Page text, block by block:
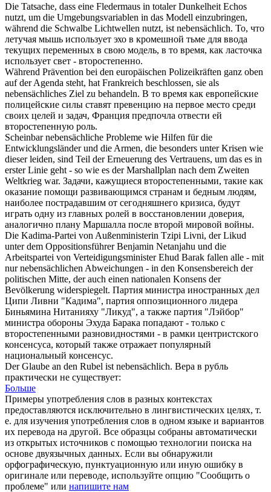
Die Tatsache, dass eine Fledermaus in totaler Dunkelheit Echos
nutzt, um die Umgebungsvariablen in das Modell einzubringen,
während die Schwalbe Lichtwellen nutzt, ist nebensächlich. То, что
летучая мышь использует эхо в кромешной тьме для ввода
текущих переменных в свою модель, в то время, как ласточка
использует свет - второстепенно.
Während Prävention bei den europäischen Polizeikräften ganz oben
auf der Agenda steht, hat Frankreich beschlossen, sie als
nebensächliches Ziel zu behandeln. В то время как европейские
полицейские силы ставят превенцию на первое место среди
своих целей и задач, Франция предпочла отвести ей
второстепенную роль.
Scheinbarnebensächliche Probleme wie Hilfen für die
Entwicklungsländer und die Armen, die besonders unter Krisen wie
dieser leiden, sind Teil der Erneuerung des Vertrauens, um das es in
erster Linie geht - so wie es der Marshallplan nach dem Zweiten
Weltkrieg war. Задачи, кажущиеся второстепенными, такие как
оказание помощи развивающимся странам и бедным людям,
наиболее пострадавшим от сегодняшнего кризиса, будут
играть одну из главных ролей в восстановлении доверия,
аналогично плану Маршалла после второй мировой войны.
Die Kadima-Partei von Außenministerin Tzipi Livni, der Likud
unter dem Oppositionsführer Benjamin Netanjahu und die
Arbeitspartei von Verteidigungsminister Ehud Barak fallen alle - mit
nurnebensächlichen Abweichungen - in den Konsensbereich der
politischen Mitte, der auch einen nationalen Konsens der
Bevölkerung widerspiegelt. Партия министра иностранных дел
Ципи Ливни "Кадима", партия оппозиционного лидера
Биньямина Нитанияху "Ликуд", а также партия "Лэйбор"
министра обороны Эхуда Барака попадают - только с
второстепенными разновидностями - в рамки центристского
консенсуса, который также отражает популярный
национальный консенсус.
Der Glaube an den Rubel ist nebensächlich. Вера в рубль
практически не существует:
Больше
Примеры употребления слов в разных контекстах
предоставляются исключительно в лингвистических целях, т.
е. для изучения употребления слов в одном языке и вариантов
их перевода на другой. Все образцы собраны автоматически
из открытых источников с помощью технологии поиска на
основе двуязычных данных. Если вы обнаружили
орфографическую, пунктуационную или иную ошибку в
оригинале или переводе, используйте опцию "Сообщить о
проблеме" или напишите нам